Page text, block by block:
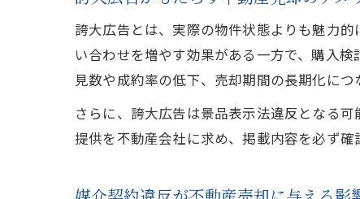
誇大広告とは、実際の物件状態よりも魅力
い合わせを増やす効果がある一方で、購入
見数や成約率の低下、売却期間の長期化につ
さらに、誇大広告は景品表示法違反となる
提供を不動産会社に求め、掲載内容を必ず